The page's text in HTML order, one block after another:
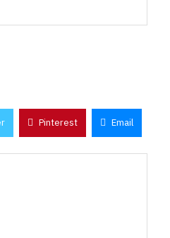
Pinterest Email